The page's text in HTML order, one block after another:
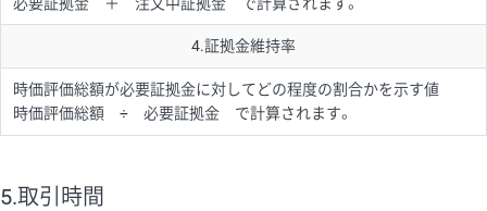
4.証拠金維持率
時価評価総額が必要証拠金に対してどの程度の割合かを示す値
時価評価総額 ÷ 必要証拠金 で計算されます。
5.取引時間